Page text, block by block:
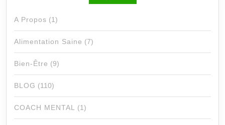
A Propos (1)
Alimentation Saine (7)
Bien-Être (9)
BLOG (110)
COACH MENTAL (1)